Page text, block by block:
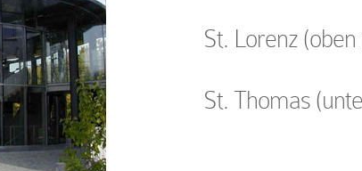
St. Lorenz(oben
St. Thomas